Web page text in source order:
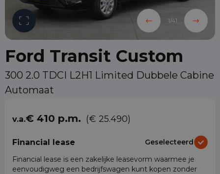
1/41
Ford Transit Custom
300 2.0 TDCI L2H1 Limited Dubbele Cabine
Automaat
v.a.€ 410 p.m. (€ 25.490)
Financial lease
Geselecteerd
Financial lease is een zakelijke leasevorm waarmee je
eenvoudigweg een bedrijfswagen kunt kopen zonder